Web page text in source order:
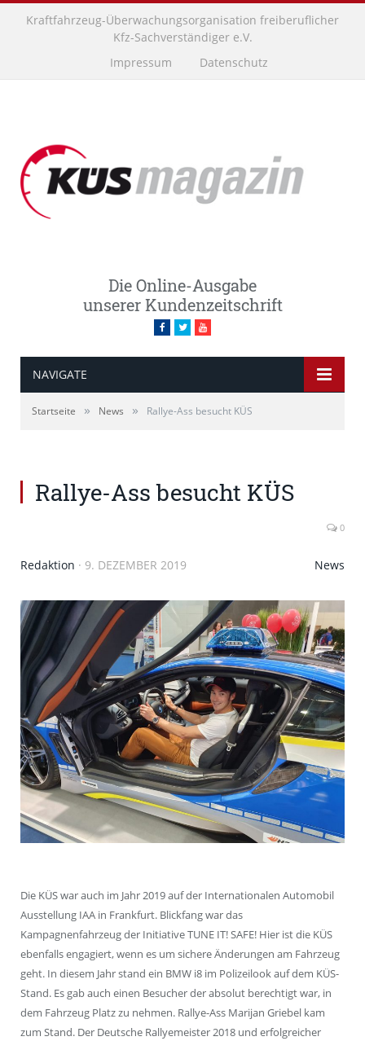
Kraftfahrzeug-Überwachungsorganisation freiberuflicher
Kfz-Sachverständiger e.V.
Impressum
Datenschutz
Die Online-Ausgabe
unserer Kundenzeitschrift
Facebook
TwitterYoutube
NAVIGATE
Startseite » News » Rallye-Ass besucht KÜS
Rallye-Ass besucht KÜS
0
Redaktion · 9. DEZEMBER 2019 News
Die KÜS war auch im Jahr 2019 auf der Internationalen Automobil
Ausstellung IAA in Frankfurt. Blickfang war das
Kampagnenfahrzeug der Initiative TUNE IT! SAFE! Hier ist die KÜS
ebenfalls engagiert, wenn es um sichere Änderungen am Fahrzeug
geht. In diesem Jahr stand ein BMW i8 im Polizeilook auf dem KÜS-
Stand. Es gab auch einen Besucher der absolut berechtigt war, in
dem Fahrzeug Platz zu nehmen. Rallye-Ass Marijan Griebel kam
zum Stand. Der Deutsche Rallyemeister 2018 und erfolgreicher